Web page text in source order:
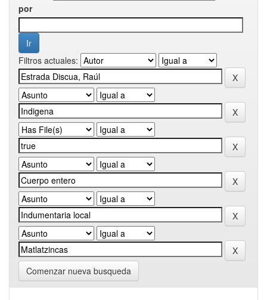
por
Filtros actuales:
Comenzar nueva busqueda